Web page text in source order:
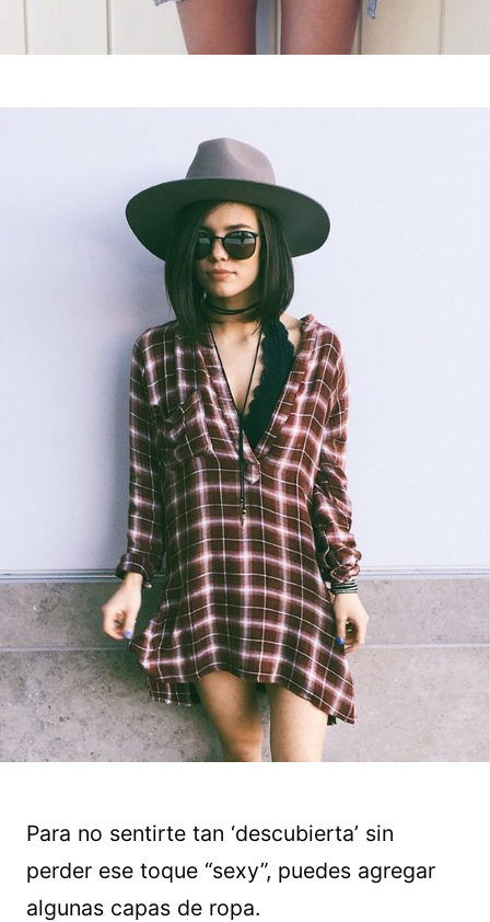
Para no sentirte tan ‘descubierta’ sin
perder ese toque “sexy”, puedes agregar
algunas capas de ropa.